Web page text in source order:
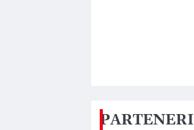
PARTENERI